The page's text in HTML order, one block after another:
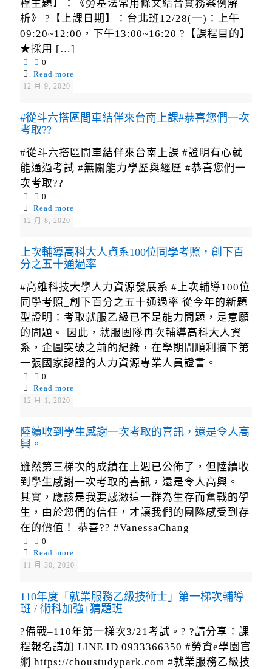
程主題】：《勞基法常用條文結合實務案例解
析》 ?【上課日期】：台北班12/28(一)：上午
09:20~12:00，下午13:00~16:20 ?【課程目的】
★採用 […]
0
Read more
12 月 9, 2020
#從斗六搭區間車結伴來台南上課#恭喜您們一次
考取??
#從斗六搭區間車結伴來台南上課 #證明有心就
能通過考試 #無關能力學歷與經歷 #恭喜您們一
次考取??
0
Read more
12 月 8, 2020
上次輔導高科大人資系100位同學考照，創下百
分之五十通過率
#高雄科技大學人力資源發展系 #上次輔導100位
同學考照_創下百分之五十通過率 從今年的新題
型證明：考取就服乙級已不是能力問題，是意願
的問題。 因此，就服團隊再次輔導高科大人資
系，企圖突破之前的紀錄，在學期間順利摘下第
一張國家認證的人力資源專業人員證書。
0
Read more
12 月 1, 2020
陸續收到學生感謝一次考取的喜訊，還是令人高
興。
雖然第三梯次的成績在上週已公佈了，但陸續收
到學生感謝一次考取的喜訊，還是令人高興。
其實，應該是我要感激這一群為生存而奮戰的學
生，由於您們的信任，才讓我們的團隊感受到存
在的價值！ 恭喜?? #VanessaChang
0
Read more
11 月 30, 2020
110年度「就業服務乙級技術士」第一梯次輔導
班 / 術科加強+猜題班
?備戰–110年第一梯次3/21考試。? ?請分享：課
程報名請加 LINE ID 0933366350 #勞資e學園官
網 https://choustudypark.com #就業服務乙級技